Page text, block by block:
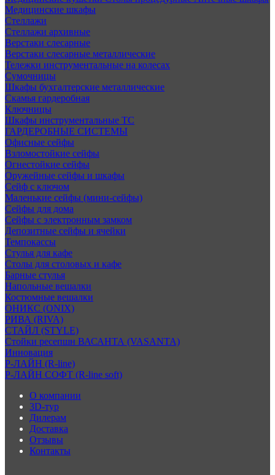
Медицинские шкафы
Стеллажи
Стеллажи архивные
Верстаки слесарные
Верстаки слесарные металлические
Тележки инструментальные на колесах
Сумочницы
Шкафы бухгалтерские металлические
Скамья гардеробная
Ключницы
Шкафы инструментальные ТС
ГАРДЕРОБНЫЕ СИСТЕМЫ
Офисные сейфы
Взломостойкие сейфы
Огнестойкие сейфы
Оружейные сейфы и шкафы
Сейф с ключом
Маленькие сейфы (мини-сейфы)
Сейфы для дома
Сейфы с электронным замком
Депозитные сейфы и ячейки
Темпокассы
Стулья для кафе
Столы для столовых и кафе
Барные стулья
Напольные вешалки
Костюмные вешалки
ОНИКС (ONIX)
РИВА (RIVA)
СТАЙЛ (STYLE)
Стойки ресепшн ВАСАНТА (VASANTA)
Инновация
Р-ЛАЙН (R-line)
Р-ЛАЙН СОФТ (R-line soft)
О компании
3D-тур
Дилерам
Доставка
Отзывы
Контакты